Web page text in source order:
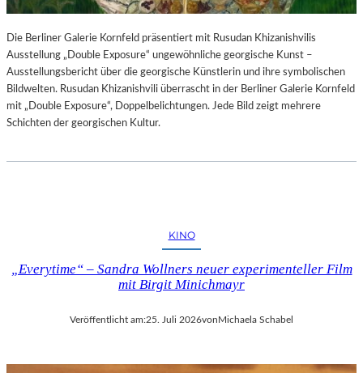
Die Berliner Galerie Kornfeld präsentiert mit Rusudan Khizanishvilis
Ausstellung „Double Exposure“ ungewöhnliche georgische Kunst –
Ausstellungsbericht über die georgische Künstlerin und ihre symbolischen
Bildwelten. Rusudan Khizanishvili überrascht in der Berliner Galerie Kornfeld
mit „Double Exposure“, Doppelbelichtungen. Jede Bild zeigt mehrere
Schichten der georgischen Kultur.
KINO
„Everytime“ – Sandra Wollners neuer experimenteller Film
mit Birgit Minichmayr
Veröffentlicht am:25. Juli 2026von Michaela Schabel